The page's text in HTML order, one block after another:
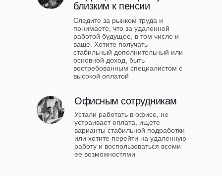
Устали работать в офисе, не
устраивает оплата, ищете
варианты стабильной подработки
или хотите перейти на удаленную
работу и воспользоваться всеми
ее возможностями
Офисным сотрудникам
Следите за рынком труда и
понимаете, что за удаленной
работой будущее, в том числе и
ваше. Хотите получать
стабильный дополнительный или
основной доход, быть
востребованным специалистом с
высокой оплатой
близким к пенсии